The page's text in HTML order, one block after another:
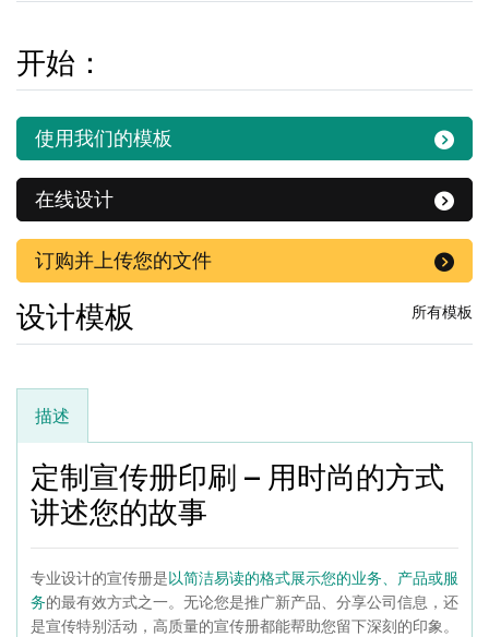
开始：
使用我们的模板
在线设计
订购并上传您的文件
所有模板
设计模板
描述
定制宣传册印刷 – 用时尚的方式
讲述您的故事
专业设计的宣传册是以简洁易读的格式展示您的业务、产品或服
务的最有效方式之一。无论您是推广新产品、分享公司信息，还
是宣传特别活动，高质量的宣传册都能帮助您留下深刻的印象。